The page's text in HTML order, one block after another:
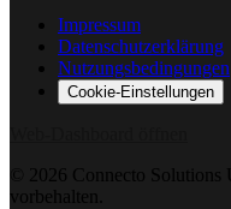
Impressum
Datenschutzerklärung
Nutzungsbedingungen
Cookie-Einstellungen
© 2026 Connecto Solutions
vorbehalten.